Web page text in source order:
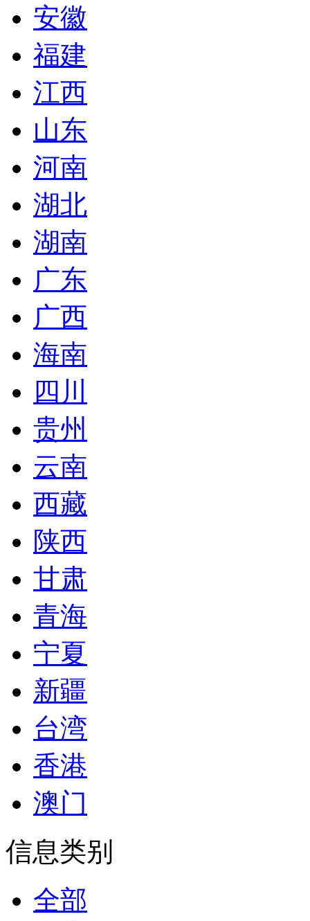
安徽
福建
江西
山东
河南
湖北
湖南
广东
广西
海南
四川
贵州
云南
西藏
陕西
甘肃
青海
宁夏
新疆
台湾
香港
澳门
信息类别
全部